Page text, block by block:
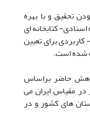
تحقیق و با بهره
کتابخانه ای
برای تعیین
شده است.
حاضر براساس
مقیاس ایران می
های کشور و در